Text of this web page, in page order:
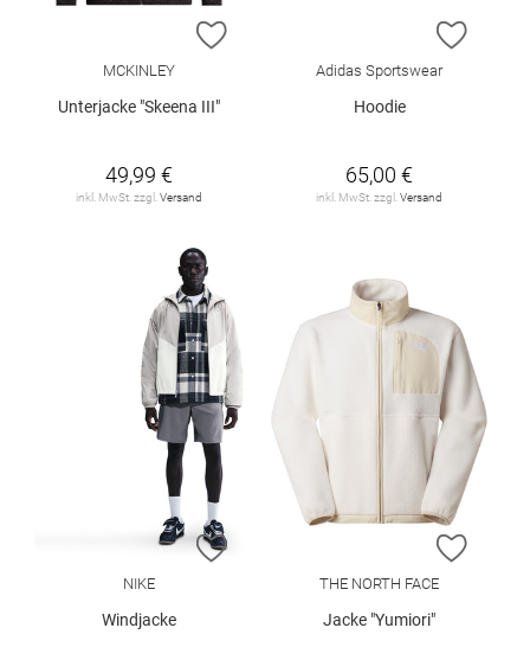
ZUR WUNSCHLISTE HINZUFÜGEN
MCKINLEY
Unterjacke "Skeena III"
49,99 €
inkl. MwSt. zzgl.Versand
ZUR
Adidas Sportswear
Hoodie
65,00 €
inkl. MwSt. zzgl.Versand
ZUR WUNSCHLISTE HINZUFÜGEN
NIKE
Windjacke
ZUR
THE NORTH FACE
Jacke "Yumiori"